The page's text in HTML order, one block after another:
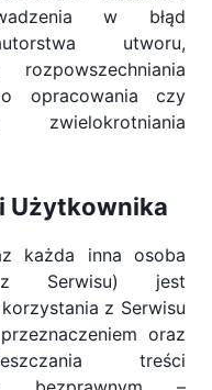
w błąd
utworu,
rozpowszechniania
opracowania czy
zwielokrotniania
Użytkownika
każda inna osoba
z Serwisu) jest
z Serwisu
oraz
treści